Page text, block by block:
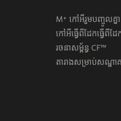
M⁺ កៅអីរួមបញ្ចូលគ្នា
កៅអីធ្វើពីដែកធ្វើពីដ
រចនាសម្ព័ន្ធ CF™
តារាងសម្រាប់សណ្ឋាគ